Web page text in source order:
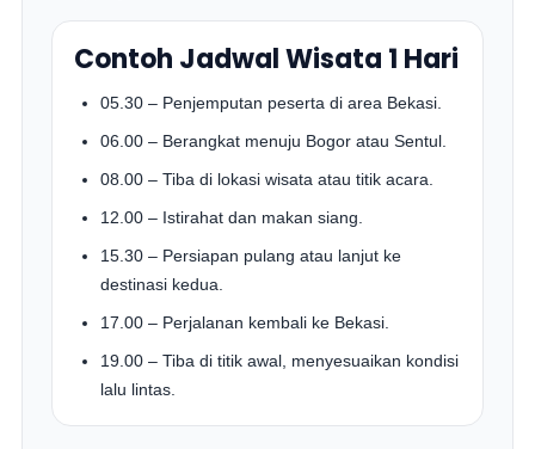
Contoh Jadwal Wisata 1 Hari
05.30 – Penjemputan peserta di area Bekasi.
06.00 – Berangkat menuju Bogor atau Sentul.
08.00 – Tiba di lokasi wisata atau titik acara.
12.00 – Istirahat dan makan siang.
15.30 – Persiapan pulang atau lanjut ke
destinasi kedua.
17.00 – Perjalanan kembali ke Bekasi.
19.00 – Tiba di titik awal, menyesuaikan kondisi
lalu lintas.